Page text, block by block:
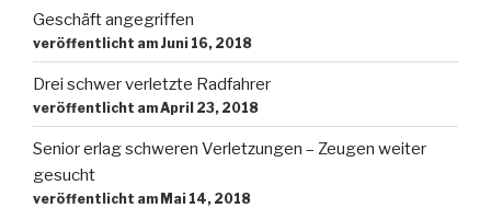
Geschäft angegriffen
veröffentlicht am Juni 16, 2018
Drei schwer verletzte Radfahrer
veröffentlicht am April 23, 2018
Senior erlag schweren Verletzungen – Zeugen weiter
gesucht
veröffentlicht am Mai 14, 2018